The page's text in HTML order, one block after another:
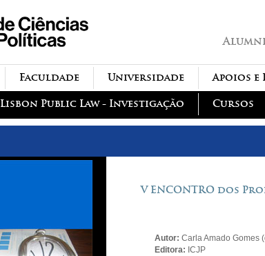
Apoios e
Universidade
Faculdade
Cursos
Lisbon Public Law - Investigação
V ENCONTRO dos
Autor:Carla Amado Gomes
Editora: ICJP